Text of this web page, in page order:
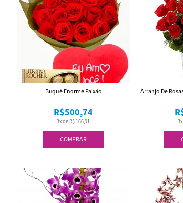
COMPRAR
3x de R$ 166,91
R$500,74
Buquê Enorme Paixão
Arranjo De